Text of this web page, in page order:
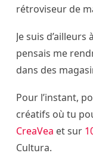
rétroviseur de
Je suis
pensais me
dans des
Pour l’instant,
créatifs où tu
CreaVea et sur
Cultura.